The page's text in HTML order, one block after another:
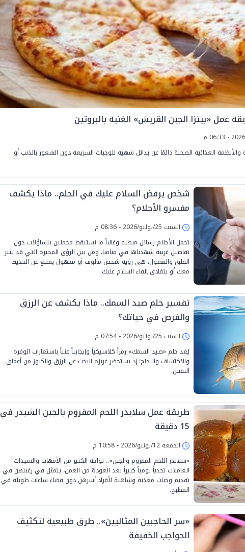
عمل «بيتزا الجبن القريش» الغنية بالبروتين
والأنظمة الغذائية الصحية دائمًا عن بدائل شهية للوجبات السريعة دون الشعور بالذنب أو
شخص يرفض السلام عليك في الحلم.. ماذا يكشف
مفسرو الأحلام؟
السبت 25/يوليو/2026 - 08:36 م
تحمل الأحلام رسائل مبطنة وغالباً ما نستيقظ محملين بتساؤلات حول
تفاصيل غريبة شهدناها في منامنا، ومن بين الرؤى المحيرة التي قد تثير
القلق والفضول، هي رؤية شخص مألوف أو مجهول يمتنع عن الحديث
معك أو يتفادى إلقاء السلام عليك.
تفسير حلم صيد السمك.. ماذا يكشف عن الرزق
والفرص في حياتك؟
السبت 25/يوليو/2026 - 07:54 م
يُعد حلم «صيد السمك» رمزاً كلاسيكياً وإيجابياً غنياً باستعارات الوفرة
والاكتشاف والنجاح؛ إذ يستحضر غريزة البحث عن الرزق والكنوز من أعماق
النفس.
طريقة عمل سلايدر اللحم المفروم بالجبن الشيدر في
15 دقيقة
الجمعة 12/يونيو/2026 - 10:58 م
«سلايدر اللحم المفروم والجبن».. تواجه الكثير من الأمهات والسيدات
العاملات تحدياً يومياً كبيراً بعد العودة من العمل، يتمثل في رغبتهن في
تقديم وجبات مغذية وشاهية لأفراد أسرهن دون قضاء ساعات طويلة في
المطبخ.
«سر الحاجبين المثاليين».. طرق طبيعية لتكثيف
الحواجب الخفيفة